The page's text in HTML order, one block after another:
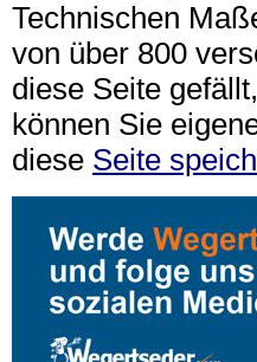
Technischen
von über 800
diese Seite gefällt,
können Sie
diese Seite